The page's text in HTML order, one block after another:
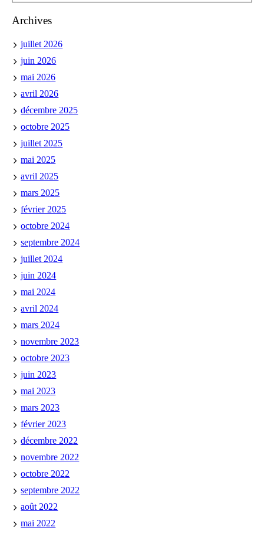
Archives
juillet 2026
juin 2026
mai 2026
avril 2026
décembre 2025
octobre 2025
juillet 2025
mai 2025
avril 2025
mars 2025
février 2025
octobre 2024
septembre 2024
juillet 2024
juin 2024
mai 2024
avril 2024
mars 2024
novembre 2023
octobre 2023
juin 2023
mai 2023
mars 2023
février 2023
décembre 2022
novembre 2022
octobre 2022
septembre 2022
août 2022
mai 2022